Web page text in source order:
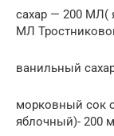
сахар — 200 МЛ(
МЛ
ванильный
морковный сок
яблочный)- 200